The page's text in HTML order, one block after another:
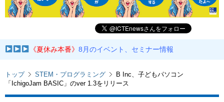
《夏休み本番》8月のイベント、セミナー情報
トップ STEM・プログラミング
B Inc、子どもパソコン
「IchigoJam BASIC」のver 1.3をリリース